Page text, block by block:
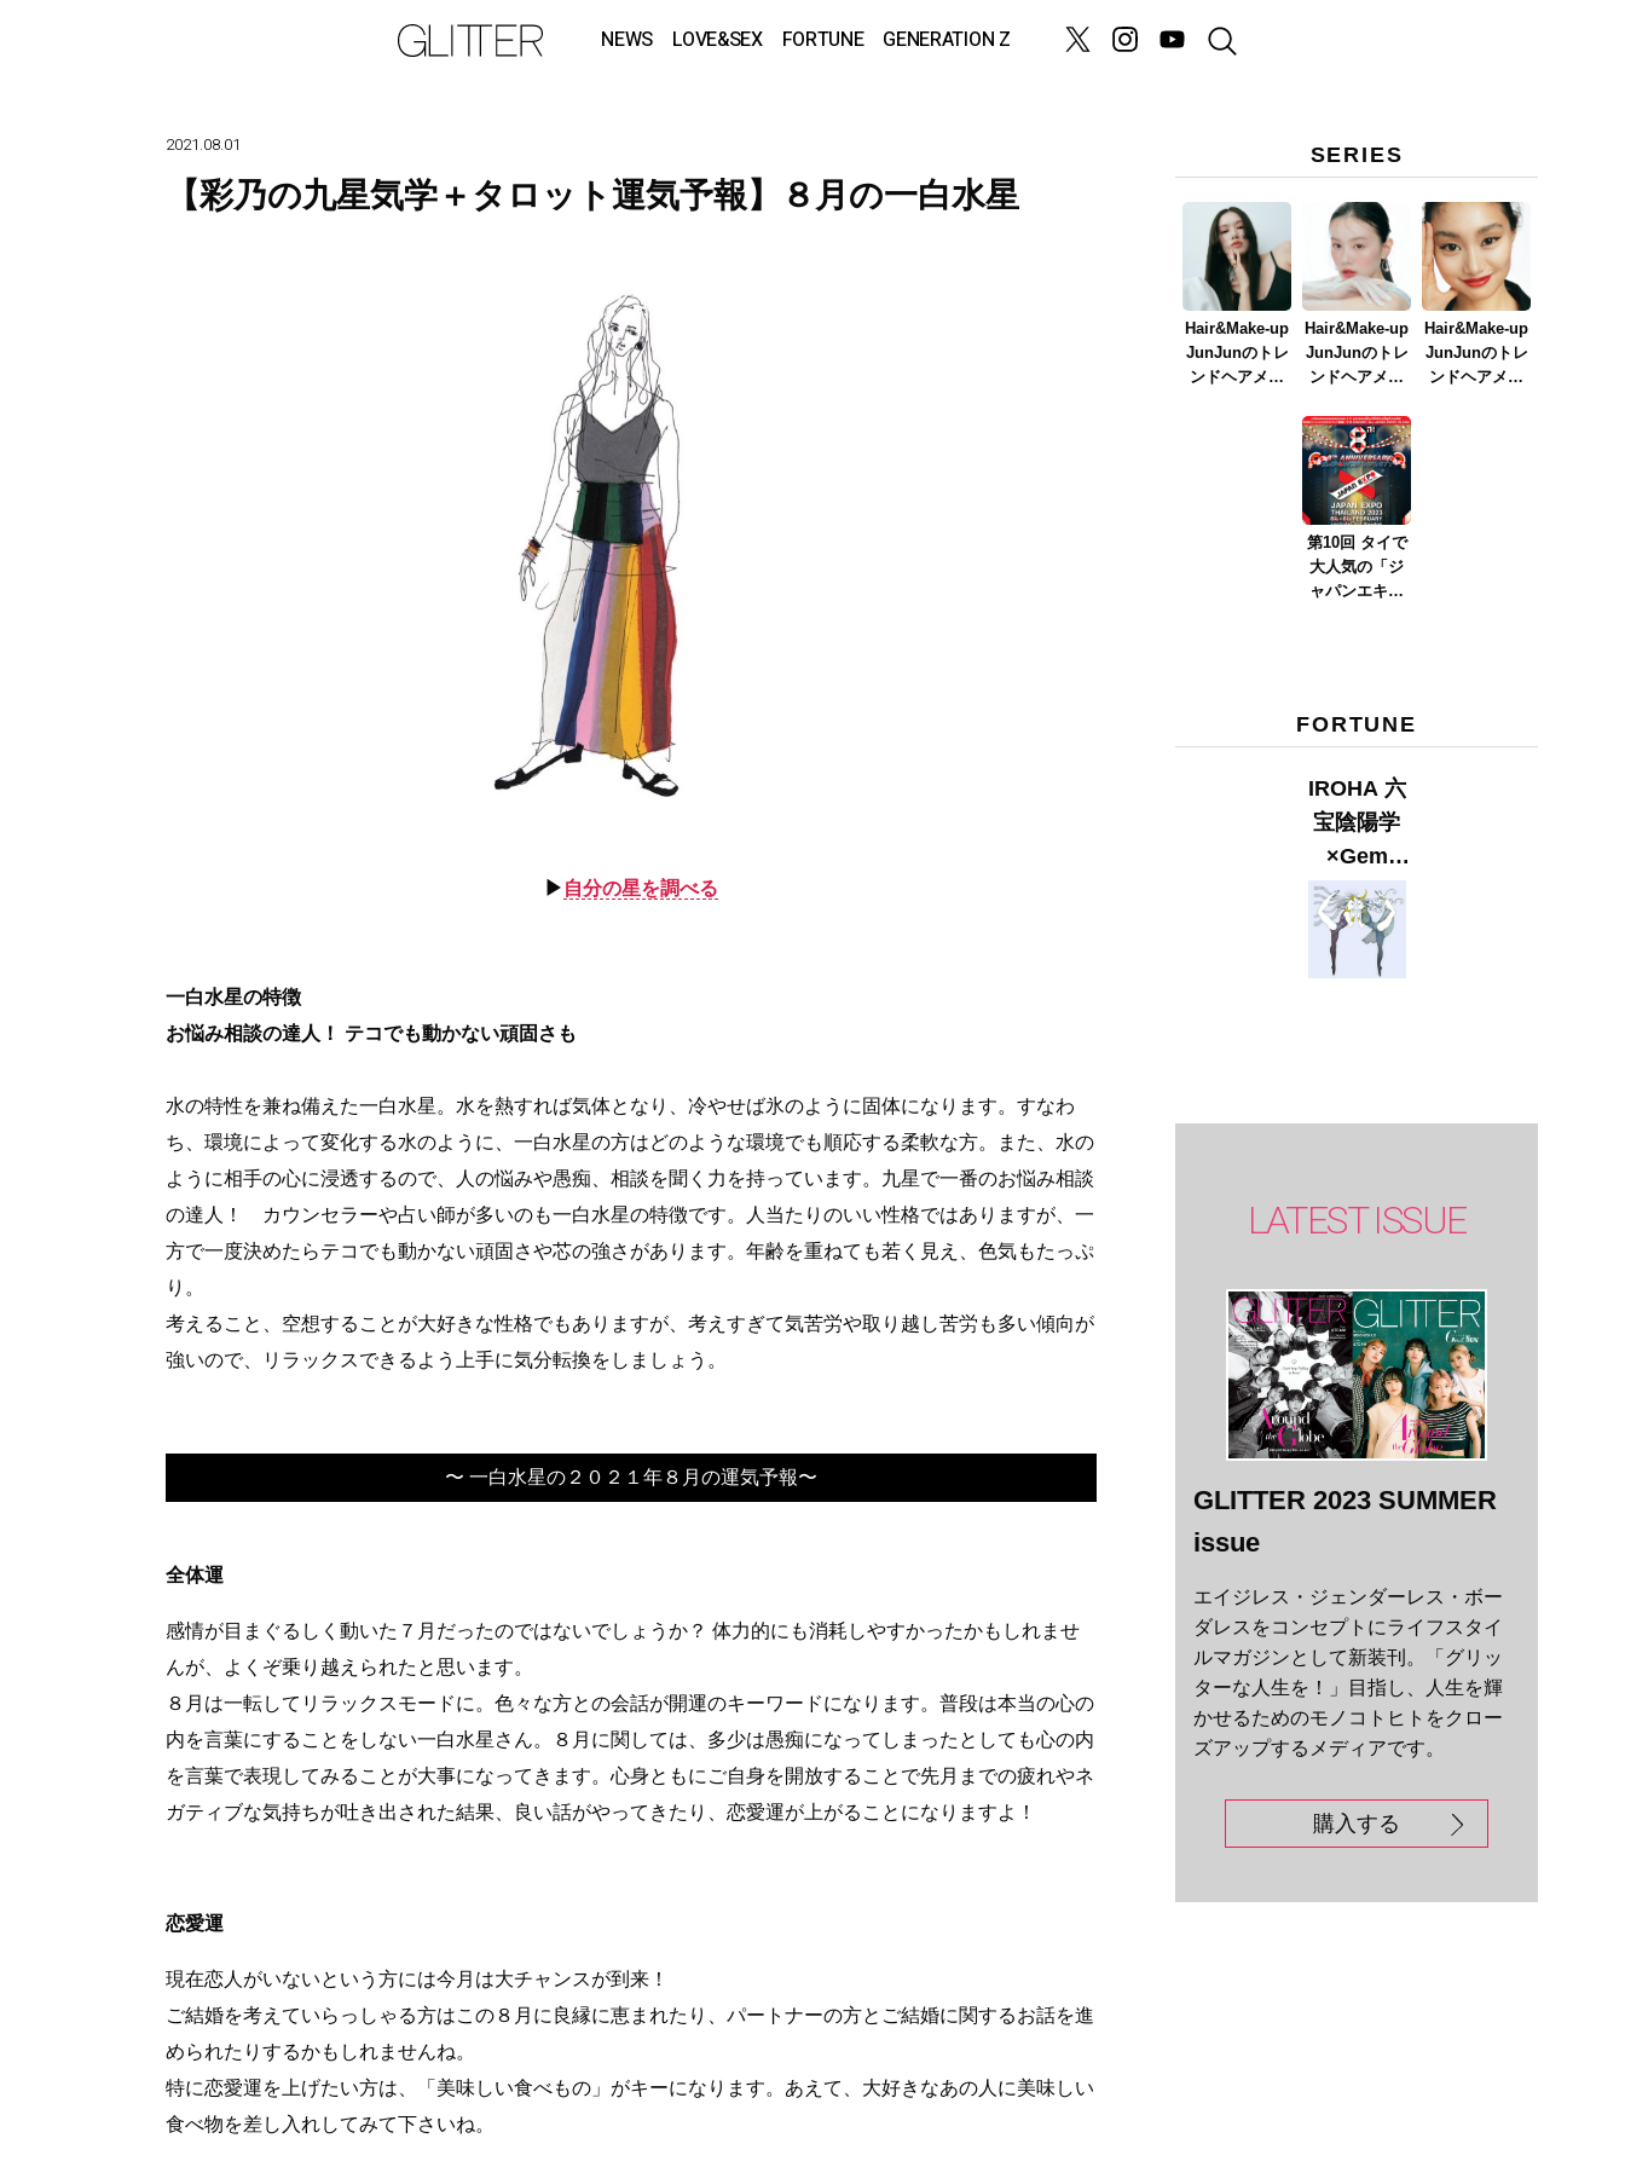
NEWS LOVE&SEX FORTUNE GENERATION Z
2021.08.01
【彩乃の九星気学＋タロット運気予報】８月の一白水星
▶︎ 自分の星を調べる
一白水星の特徴
お悩み相談の達人！ テコでも動かない頑固さも
水の特性を兼ね備えた一白水星。水を熱すれば気体となり、冷やせば氷のように固体になります。すなわ
ち、環境によって変化する水のように、一白水星の方はどのような環境でも順応する柔軟な方。また、水の
ように相手の心に浸透するので、人の悩みや愚痴、相談を聞く力を持っています。九星で一番のお悩み相談
の達人！ カウンセラーや占い師が多いのも一白水星の特徴です。人当たりのいい性格ではありますが、一
方で一度決めたらテコでも動かない頑固さや芯の強さがあります。年齢を重ねても若く見え、色気もたっぷ
り。
考えること、空想することが大好きな性格でもありますが、考えすぎて気苦労や取り越し苦労も多い傾向が
強いので、リラックスできるよう上手に気分転換をしましょう。
〜 一白水星の２０２１年８月の運気予報〜
全体運
感情が目まぐるしく動いた７月だったのではないでしょうか？ 体力的にも消耗しやすかったかもしれませ
んが、よくぞ乗り越えられたと思います。
８月は一転してリラックスモードに。色々な方との会話が開運のキーワードになります。普段は本当の心の
内を言葉にすることをしない一白水星さん。８月に関しては、多少は愚痴になってしまったとしても心の内
を言葉で表現してみることが大事になってきます。心身ともにご自身を開放することで先月までの疲れやネ
ガティブな気持ちが吐き出された結果、良い話がやってきたり、恋愛運が上がることになりますよ！
恋愛運
現在恋人がいないという方には今月は大チャンスが到来！
ご結婚を考えていらっしゃる方はこの８月に良縁に恵まれたり、パートナーの方とご結婚に関するお話を進
められたりするかもしれませんね。
特に恋愛運を上げたい方は、「美味しい食べもの」がキーになります。あえて、大好きなあの人に美味しい
食べ物を差し入れしてみて下さいね。
SERIES
Hair&Make-up
JunJunのトレ
ンドヘアメイ
Hair&Make-up
JunJunのトレ
ンドヘアメイ
イク
ver.2023』
Hair&Make-up
JunJunのトレ
ンドヘアメイ
第10回 タイで
大人気の「ジ
ャパンエキス
FORTUNE
IROHA 六
宝陰陽学
×Gem
Muse
【GLITTER
2023
LATEST ISSUE
GLITTER 2023 SUMMER
issue
エイジレス・ジェンダーレス・ボー
ダレスをコンセプトにライフスタイ
ルマガジンとして新装刊。「グリッ
ターな人生を！」目指し、人生を輝
かせるためのモノコトヒトをクロー
ズアップするメディアです。
購入する